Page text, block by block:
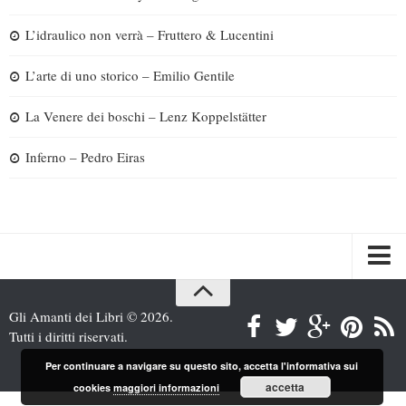
L’idraulico non verrà – Fruttero & Lucentini
L’arte di uno storico – Emilio Gentile
La Venere dei boschi – Lenz Koppelstätter
Inferno – Pedro Eiras
Recensioni
Interviste & Incontri
Bandi
Gli Amanti dei Libri © 2026.
Tutti i diritti riservati.
Per continuare a navigare su questo sito, accetta l'informativa sui
cookies maggiori informazioni accetta